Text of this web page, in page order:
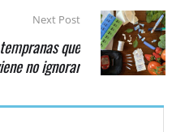
Next Post
que
no ignorar